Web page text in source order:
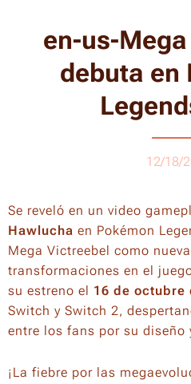
en-us-
debuta en
12/18/
Se reveló en un video
Hawlucha en Pokémon
Mega Victreebel como
transformaciones en el
su estreno el 16 de octubre
Switch y Switch 2,
entre los fans por su diseño
¡La fiebre por las